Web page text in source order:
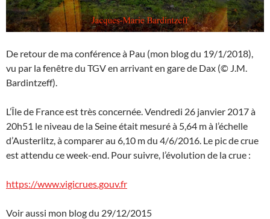
De retour de ma conférence à Pau (mon blog du 19/1/2018),
vu par la fenêtre du TGV en arrivant en gare de Dax (© J.M.
Bardintzeff).
L’Île de France est très concernée. Vendredi 26 janvier 2017 à
20h51 le niveau de la Seine était mesuré à 5,64 m à l’échelle
d’Austerlitz, à comparer au 6,10 m du 4/6/2016. Le pic de crue
est attendu ce week-end. Pour suivre, l’évolution de la crue :
https://www.vigicrues.gouv.fr
Voir aussi mon blog du 29/12/2015